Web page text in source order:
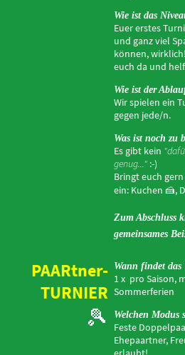
Wie ist das
Euer erstes
und ganz viel
können,
euch da und
Wie ist der
Wir spielen ein
gegen jede/n.
Was ist noch zu
Es gibt kein
genug...":-)
Bringt euch
ein: Kuchen 🍰,
Zum Abschluss
gemeinsames
PAARtner-
TURNIER
🎾
Wann findet
1 x pro Saison,
Sommerferien
Welchen Modus
Feste
Ehepaartner,